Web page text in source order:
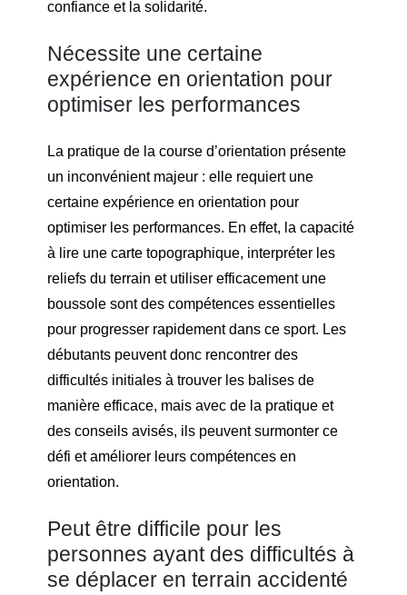
confiance et la solidarité.
Nécessite une certaine
expérience en orientation pour
optimiser les performances
La pratique de la course d’orientation présente
un inconvénient majeur : elle requiert une
certaine expérience en orientation pour
optimiser les performances. En effet, la capacité
à lire une carte topographique, interpréter les
reliefs du terrain et utiliser efficacement une
boussole sont des compétences essentielles
pour progresser rapidement dans ce sport. Les
débutants peuvent donc rencontrer des
difficultés initiales à trouver les balises de
manière efficace, mais avec de la pratique et
des conseils avisés, ils peuvent surmonter ce
défi et améliorer leurs compétences en
orientation.
Peut être difficile pour les
personnes ayant des difficultés à
se déplacer en terrain accidenté